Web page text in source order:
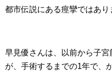
都市伝説にある痙攣ではあ
早見優さんは、以前から子
が、手術するまでの1年で、